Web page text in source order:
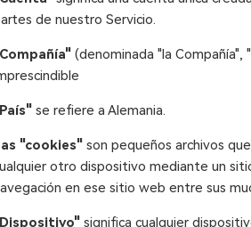
de nuestro Servicio.
(denominada "la
se refiere a Alemania.
"cookies" son pequeños archivos
otro dispositivo mediante un
en ese sitio web entre sus
significa cualquier